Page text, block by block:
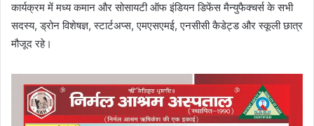
कार्यक्रम में मध्य कमान और सोसायटी ऑफ इंडियन डिफेंस मैन्युफैक्चर्स के सभी
सदस्य, ड्रोन विशेषज्ञ, स्टार्टअप्स, एमएसएमई, एनसीसी कैडेट्ड और स्कूली छात्र
मौजूद रहे।